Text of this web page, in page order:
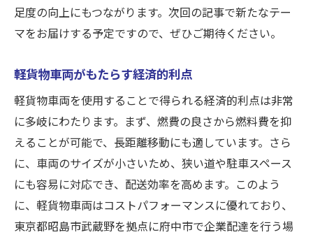
足度の向上にもつながります。次回の記事で新たなテー
マをお届けする予定ですので、ぜひご期待ください。
軽貨物車両がもたらす経済的利点
軽貨物車両を使用することで得られる経済的利点は非常
に多岐にわたります。まず、燃費の良さから燃料費を抑
えることが可能で、長距離移動にも適しています。さら
に、車両のサイズが小さいため、狭い道や駐車スペース
にも容易に対応でき、配送効率を高めます。このよう
に、軽貨物車両はコストパフォーマンスに優れており、
東京都昭島市武蔵野を拠点に府中市で企業配達を行う場